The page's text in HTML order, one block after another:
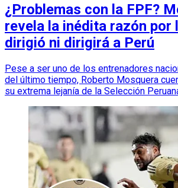
¿Problemas con la FPF?
revela la inédita razón por
dirigió ni dirigirá a Perú
Pese a ser uno de los entrenadores
del último tiempo, Roberto Mosquera
su extrema lejanía de la Selección